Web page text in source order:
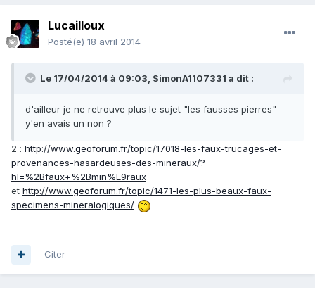
Lucailloux
Posté(e) 18 avril 2014
Le 17/04/2014 à 09:03, SimonA1107331 a dit :
d'ailleur je ne retrouve plus le sujet "les fausses pierres"
y'en avais un non ?
2 : http://www.geoforum.fr/topic/17018-les-faux-trucages-et-
provenances-hasardeuses-des-mineraux/?
hl=%2Bfaux+%2Bmin%E9raux
et http://www.geoforum.fr/topic/1471-les-plus-beaux-faux-
specimens-mineralogiques/
Citer